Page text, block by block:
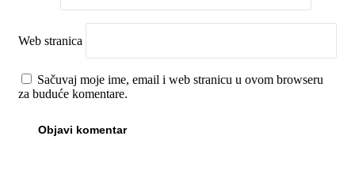
Web stranica
Sačuvaj moje ime, email i web stranicu u ovom browseru
za buduće komentare.